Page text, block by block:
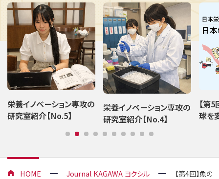
栄養イノベーション専攻の
研究室紹介【No.5】
栄養イノベーション専攻の
研究室紹介【No.4】
【第
球を
HOME Journal KAGAWA ヨクシル 【第4回】魚の